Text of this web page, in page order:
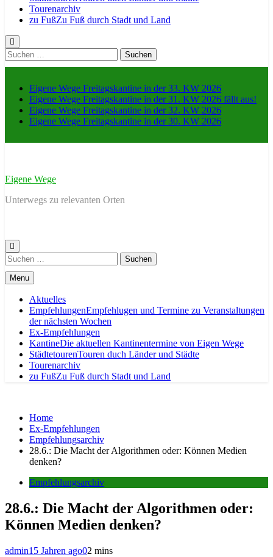
Tourenarchiv
zu FußZu Fuß durch Stadt und Land
Suche
nach:
Eigene Wege Freitagskantine in der 33. KW 2026
Eigene Wege Freitagskantine in der 31. KW 2026 fällt aus!
Eigene Wege Freitagskantine in der 32. KW 2026
Eigene Wege Freitagskantine in der 30. KW 2026
Eigene Wege
Unterwegs zu relevanten Orten
Suche
nach:
Menu
Aktuelles
EmpfehlungenEmpfehlugen und Termine zu Veranstaltungen
der nächsten Wochen
Ex-Empfehlungen
KantineDie aktuellen Kantinentermine von Eigen Wege
StädtetourenTouren duch Länder und Städte
Tourenarchiv
zu FußZu Fuß durch Stadt und Land
Home
Ex-Empfehlungen
Empfehlungsarchiv
28.6.: Die Macht der Algorithmen oder: Können Medien
denken?
Empfehlungsarchiv
28.6.: Die Macht der Algorithmen oder:
Können Medien denken?
admin15 Jahren ago02 mins